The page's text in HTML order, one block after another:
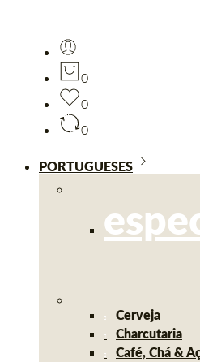
0
0
0
PORTUGUESES
Cerveja
Charcutaria
Café, Chá &